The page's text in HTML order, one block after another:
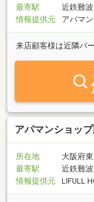
最寄駅
近鉄難
情報提供元
アパマ
来店顧客様は近隣パ
アパマンショッ
所在地
大阪府
最寄駅
近鉄難
情報提供元
LIFULL